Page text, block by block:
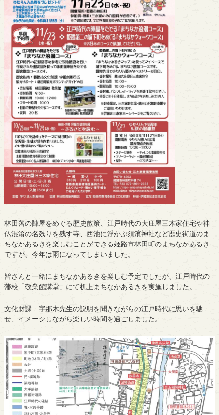
林田藩の陣屋をめぐる歴史散策、江戸時代の大庄屋三木家住宅や神
仏混淆の名残りを残す寺、西池に浮かぶ須濱神社など歴史街道のま
ちなかあるきを楽しむことができる姫路市林田町のまちなかあるき
ですが、今年は雨になってしまいました。
皆さんと一緒にまちなかあるきを楽しむ予定でしたが、江戸時代の
藩校「敬業館講堂」にて机上まちなかあるきを実施しました。
文化財課 宇那木先生の説明を聞きながらの江戸時代に思いを馳
せ、イメージしながら楽しい時間を過ごしました。